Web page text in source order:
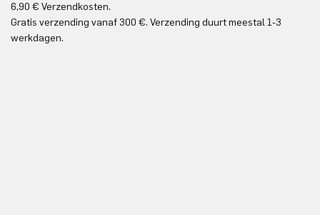
6,90 € Verzendkosten.
Gratis verzending vanaf 300 €. Verzending duurt meestal 1-3
werkdagen.